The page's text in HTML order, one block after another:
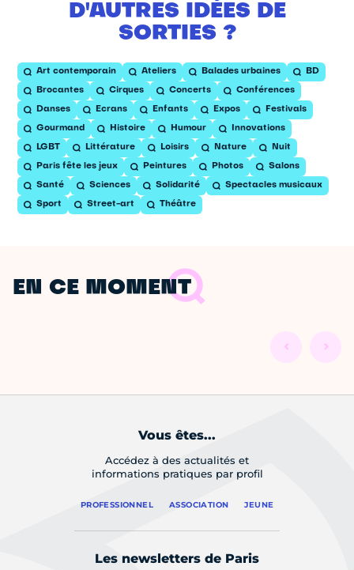
D'AUTRES IDÉES DE
SORTIES ?
Art contemporain Ateliers Balades urbaines BD
Brocantes Cirques Concerts Conférences
Danses Ecrans Enfants Expos Festivals
Gourmand Histoire Humour Innovations
LGBT Littérature Loisirs Nature Nuit
Paris fête les jeux Peintures Photos Salons
Santé Sciences Solidarité Spectacles musicaux
Sport Street-art Théâtre
EN CE MOMENT
Vous êtes...
Accédez à des actualités et
informations pratiques par profil
PROFESSIONNEL ASSOCIATION JEUNE
Les newsletters de Paris